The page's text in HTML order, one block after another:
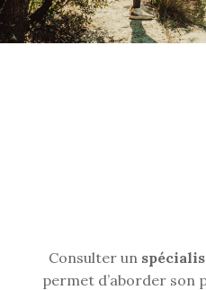
Consulter un
permet d’aborder son